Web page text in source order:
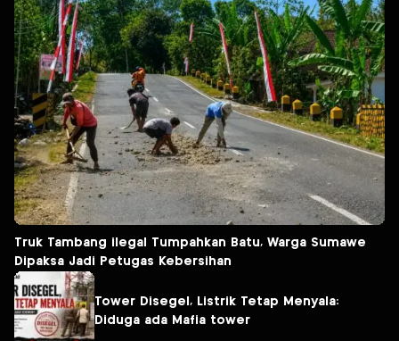
Truk Tambang ilegal Tumpahkan Batu, Warga Sumawe
Dipaksa Jadi Petugas Kebersihan
Tower Disegel, Listrik Tetap Menyala:
Diduga ada Mafia tower